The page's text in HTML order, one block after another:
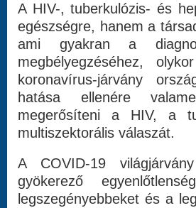
A HIV-, tuberkulózis- és
egészségre, hanem a
ami gyakran a
megbélyegzéséhez,
koronavírus-járvány
hatása ellenére
megerősíteni a HIV, a
multiszektorális válaszát.
A COVID-19
gyökerező
legszegényebbeket és a